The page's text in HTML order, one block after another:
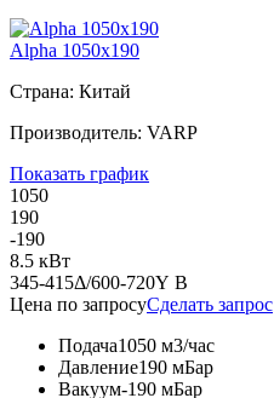
Alpha 1050x190
Страна: Китай
Производитель: VARP
Показать график
1050
190
-190
8.5 кВт
345-415Δ/600-720Y В
Цена по запросуСделать запрос
Подача1050 м3/час
Давление190 мБар
Вакуум-190 мБар